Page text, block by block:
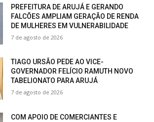
PREFEITURA DE ARUJÁ E GERANDO
FALCÕES AMPLIAM GERAÇÃO DE RENDA
DE MULHERES EM VULNERABILIDADE
7 de agosto de 2026
TIAGO URSÃO PEDE AO VICE-
GOVERNADOR FELÍCIO RAMUTH NOVO
TABELIONATO PARA ARUJÁ
7 de agosto de 2026
COM APOIO DE COMERCIANTES E